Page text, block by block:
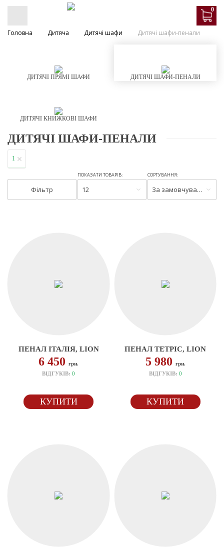
0
Головна Дитяча Дитячі шафи Дитячі шафи-пенали
ДИТЯЧІ ПРЯМІ ШАФИ ДИТЯЧІ ШАФИ-ПЕНАЛИ
ДИТЯЧІ КНИЖКОВІ ШАФИ
ДИТЯЧІ ШАФИ-ПЕНАЛИ
1
Фільтр
ПОКАЗАТИ ТОВАРІВ:
12
СОРТУВАННЯ:
За замовчуванням
ПЕНАЛ ІТАЛІЯ, LION
6 450грн.
ВІДГУКІВ:0
КУПИТИ
ПЕНАЛ ТЕТРІС, LION
5 980 грн.
ВІДГУКІВ: 0
КУПИТИ